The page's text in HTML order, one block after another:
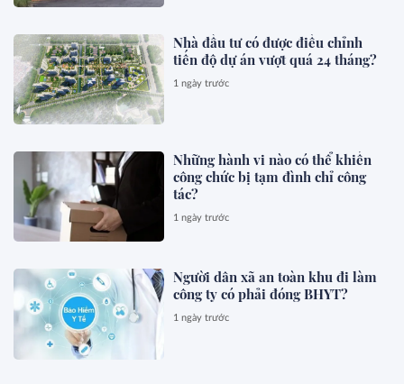
Nhà đầu tư có được điều chỉnh
tiến độ dự án vượt quá 24 tháng?
1 ngày trước
Những hành vi nào có thể khiến
công chức bị tạm đình chỉ công
tác?
1 ngày trước
Người dân xã an toàn khu đi làm
công ty có phải đóng BHYT?
1 ngày trước